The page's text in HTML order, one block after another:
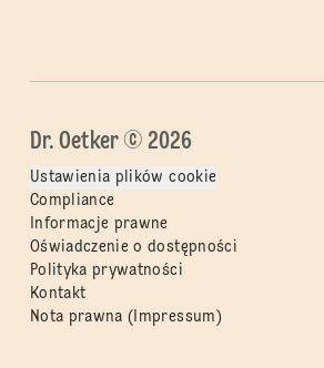
Dr. Oetker © 2026
Ustawienia plików cookie
Compliance
Informacje prawne
Oświadczenie o dostępności
Polityka prywatności
Kontakt
Nota prawna (Impressum)